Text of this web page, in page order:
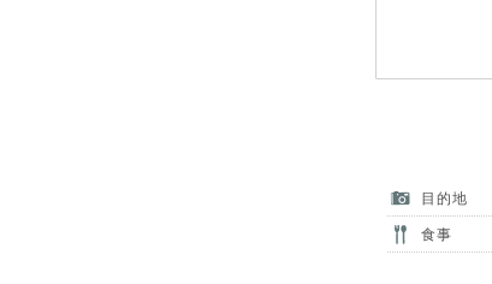
目的地
食事